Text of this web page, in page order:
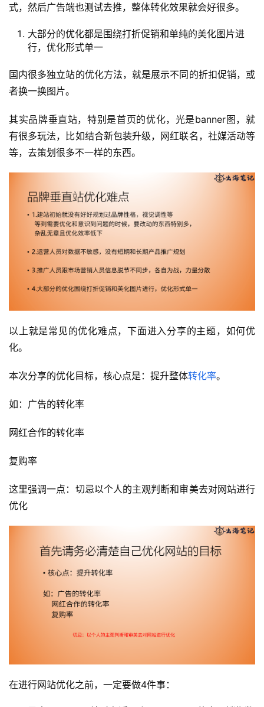
式，然后广告端也测试去推，整体转化效果就会好很多。
大部分的优化都是围绕打折促销和单纯的美化图片进
行，优化形式单一
国内很多独立站的优化方法，就是展示不同的折扣促销，或
者换一换图片。
其实品牌垂直站，特别是首页的优化，光是banner图，就
有很多玩法，比如结合新包装升级，网红联名，社媒活动等
等，去策划很多不一样的东西。
以上就是常见的优化难点，下面进入分享的主题，如何优
化。
本次分享的优化目标，核心点是：提升整体转化率。
如：广告的转化率
网红合作的转化率
复购率
这里强调一点：切忌以个人的主观判断和审美去对网站进行
优化
在进行网站优化之前，一定要做4件事：